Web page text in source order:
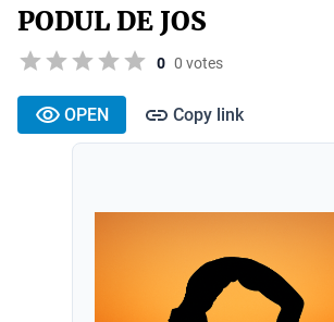
PODUL DE JOS
0 0 votes
OPEN Copy link